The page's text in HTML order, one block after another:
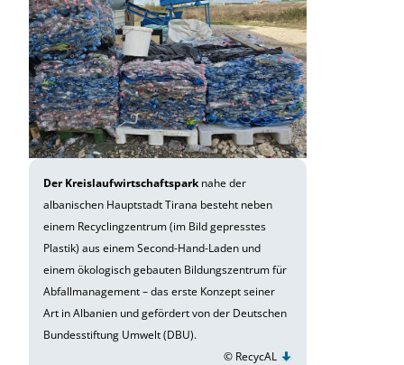
Der Kreislaufwirtschaftsparknahe der
albanischen Hauptstadt Tirana besteht neben
einem Recyclingzentrum (im Bild gepresstes
Plastik) aus einem Second-Hand-Laden und
einem ökologisch gebauten Bildungszentrum für
Abfallmanagement – das erste Konzept seiner
Art in Albanien und gefördert von der Deutschen
Bundesstiftung Umwelt (DBU).
© RecycAL